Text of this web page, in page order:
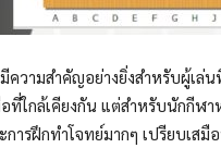
ความสำคัญอย่างยิ่งสำหรับผู้เล่
ที่ใกล้เคียงกัน แต่สำหรับนักกีฬ
ารฝึกทำโจทย์มากๆ เปรียบเส